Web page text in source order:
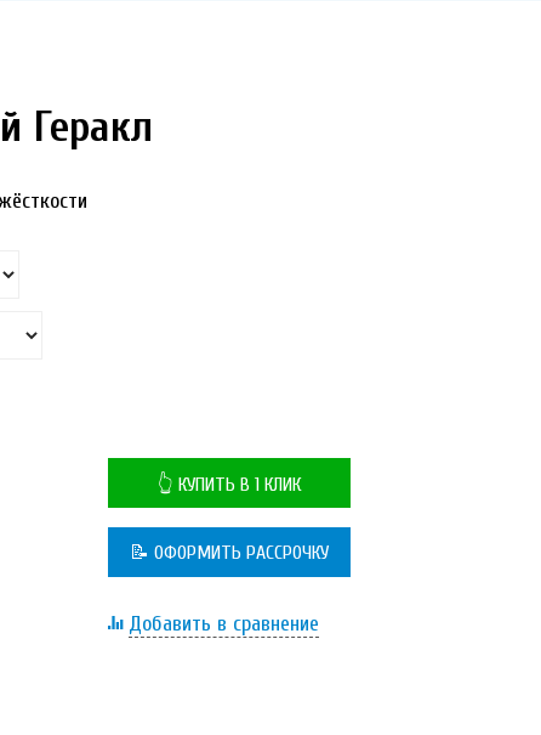
Геракл
👆 КУПИТЬ В 1 КЛИК
📝 ОФОРМИТЬ РАССРОЧКУ
Добавить в сравнение